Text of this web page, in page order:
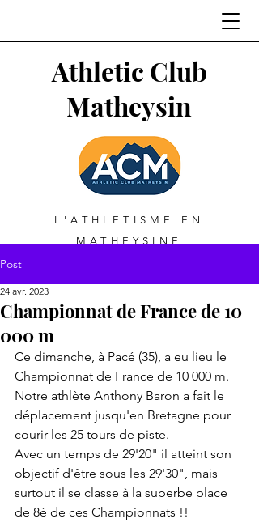
Athletic Club
Matheysin
L'ATHLETISME EN
MATHEYSINE
Post
Championnat de France de 10
000 m
24 avr. 2023
Ce dimanche, à Pacé (35), a eu lieu le
Championnat de France de 10 000 m.
Notre athlète Anthony Baron a fait le
déplacement jusqu'en Bretagne pour
courir les 25 tours de piste.
Avec un temps de 29'20" il atteint son
objectif d'être sous les 29'30", mais
surtout il se classe à la superbe place
de 8è de ces Championnats !!